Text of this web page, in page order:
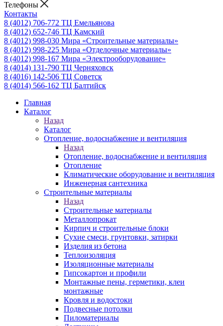
Телефоны
Контакты
8 (4012) 706-772 ТЦ Емельянова
8 (4012) 652-746 ТЦ Камский
8 (4012) 998-030 Мира «Строительные материалы»
8 (4012) 998-225 Мира «Отделочные материалы»
8 (4012) 998-167 Мира «Электрооборудование»
8 (4014) 131-790 ТЦ Черняховск
8 (4016) 142-506 ТЦ Советск
8 (4014) 566-162 ТЦ Балтийск
Главная
Каталог
Назад
Каталог
Отопление, водоснабжение и вентиляция
Назад
Отопление, водоснабжение и вентиляция
Отопление
Климатические оборудование и вентиляция
Инженерная сантехника
Строительные материалы
Назад
Строительные материалы
Металлопрокат
Кирпич и строительные блоки
Сухие смеси, грунтовки, затирки
Изделия из бетона
Теплоизоляция
Изоляционные материалы
Гипсокартон и профили
Монтажные пены, герметики, клеи
монтажные
Кровля и водостоки
Подвесные потолки
Пиломатериалы